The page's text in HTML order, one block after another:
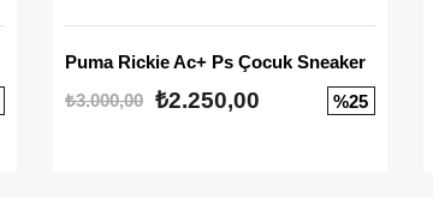
Puma Rickie Ac+ Ps Çocuk Sneaker
₺3.000,00 ₺2.250,00 %25